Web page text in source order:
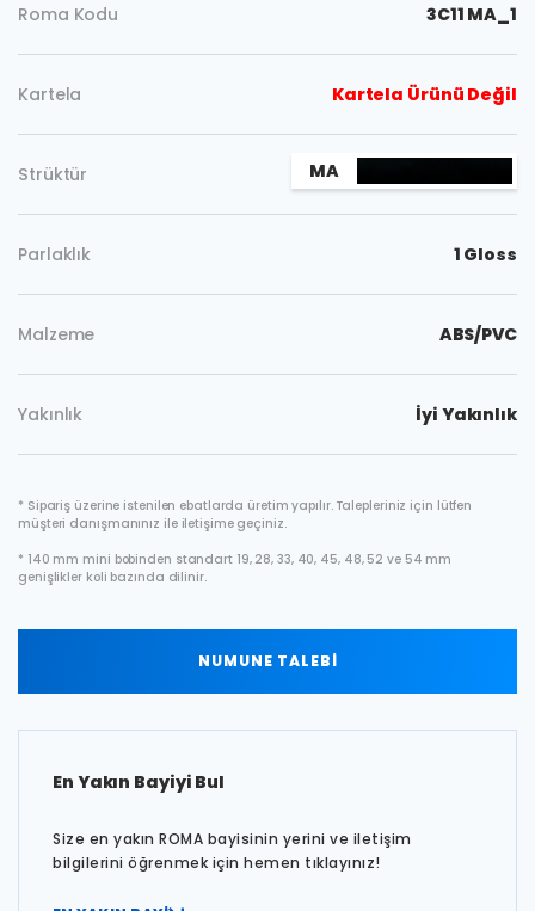
Roma Kodu 3C11 MA_1
Kartela Kartela Ürünü Değil
Strüktür MA
Parlaklık 1 Gloss
Malzeme ABS/PVC
Yakınlık İyi Yakınlık
* Sipariş üzerine istenilen ebatlarda üretim yapılır. Talepleriniz için lütfen
müşteri danışmanınız ile iletişime geçiniz.
* 140 mm mini bobinden standart 19, 28, 33, 40, 45, 48, 52 ve 54 mm
genişlikler koli bazında dilinir.
NUMUNE TALEBİ
En Yakın Bayiyi Bul
Size en yakın ROMA bayisinin yerini ve iletişim
bilgilerini öğrenmek için hemen tıklayınız!